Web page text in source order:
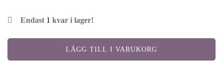
Endast 1 kvar i lager!
LÄGG TILL I VARUKORG